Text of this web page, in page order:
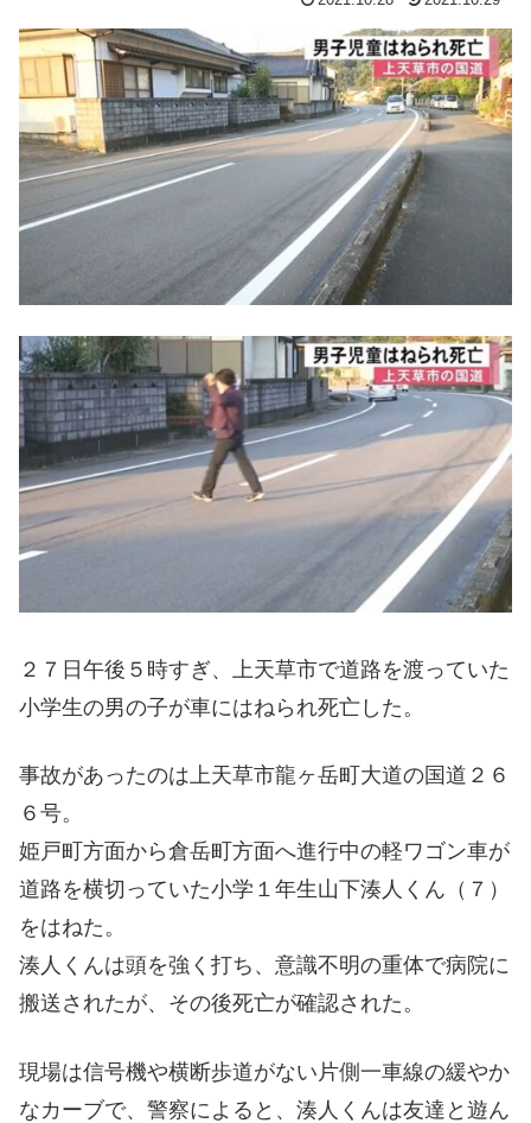
２７日午後５時すぎ、上天草市で道路を渡っていた
小学生の男の子が車にはねられ死亡した。
事故があったのは上天草市龍ヶ岳町大道の国道２６
６号。
姫戸町方面から倉岳町方面へ進行中の軽ワゴン車が
道路を横切っていた小学１年生山下湊人くん（７）
をはねた。
湊人くんは頭を強く打ち、意識不明の重体で病院に
搬送されたが、その後死亡が確認された。
現場は信号機や横断歩道がない片側一車線の緩やか
なカーブで、警察によると、湊人くんは友達と遊ん